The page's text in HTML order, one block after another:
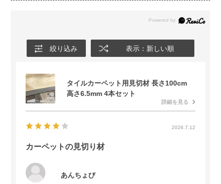
絞り込み 表示：新しい順
タイルカーペット用見切材 長さ100cm
高さ6.5mm 4本セット
詳細を見る
2026.7.12
カーペットの見切り材
あんちょび